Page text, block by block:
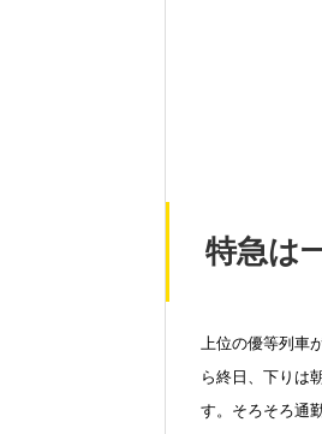
特急は
上位の優等列車
ら終日、下りは
す。そろそろ通